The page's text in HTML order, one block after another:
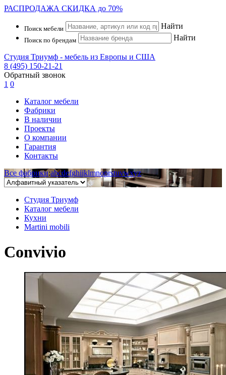
РАСПРОДАЖА СКИДКА до 70%
Поиск мебели Найти
Поиск по брендам Найти
Студия Триумф - мебель из Европы и США
8 (495) 150-21-21
Обратный звонок
1 0
Каталог мебели
Фабрики
В наличии
Проекты
О компании
Гарантия
Контакты
Все фабрики:abcdefghijklmnoprstuvwxyz
Студия Триумф
Каталог мебели
Кухни
Martini mobili
Convivio